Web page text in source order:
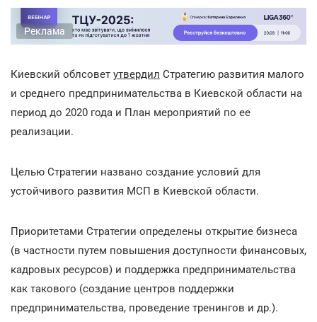
Реклама
Киевский облсовет утвердил Стратегию развития малого
и среднего предпринимательства в Киевской области на
период до 2020 года и План мероприятий по ее
реализации.
Целью Стратегии названо создание условий для
устойчивого развития МСП в Киевской области.
Приоритетами Стратегии определены открытие бизнеса
(в частности путем повышения доступности финансовых,
кадровых ресурсов) и поддержка предпринимательства
как такового (создание центров поддержки
предпринимательства, проведение тренингов и др.).